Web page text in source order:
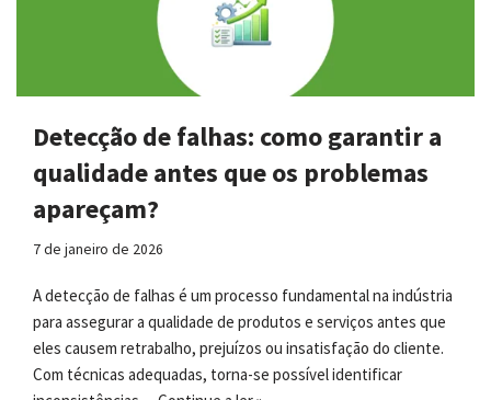
Detecção de falhas: como garantir a
qualidade antes que os problemas
apareçam?
7 de janeiro de 2026
A detecção de falhas é um processo fundamental na indústria
para assegurar a qualidade de produtos e serviços antes que
eles causem retrabalho, prejuízos ou insatisfação do cliente.
Com técnicas adequadas, torna-se possível identificar